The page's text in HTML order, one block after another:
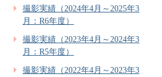
撮影実績（2024年4月～2025年3
月：R6年度）
撮影実績（2023年4月～2024年3
月：R5年度）
撮影実績（2022年4月～2023年3